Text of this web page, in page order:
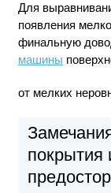
Для
появления
финальную
машины
от мелких
покрытия